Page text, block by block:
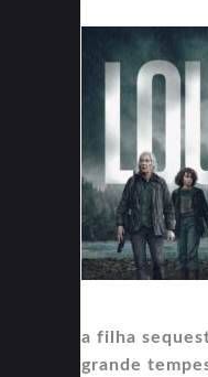
a filha
grande